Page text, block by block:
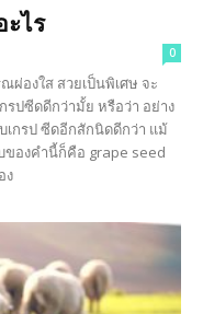
ะไร
0
องใส สวยเป็นพิเศษ จะ
รปซีดดีกว่ามั้ย หรือว่า อย่าง
กรป ซีดอีกสักนิดดีกว่า แม้
ของคำนี้ก็คือ grape seed
ง